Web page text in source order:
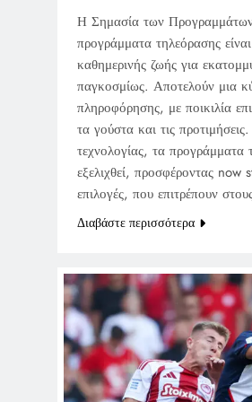
Η Σημασία των
προγράμματα τηλεόρασης
καθημερινής ζωής για
παγκοσμίως. Αποτελούν μια
πληροφόρησης, με ποικιλία
τα γούστα και τις
τεχνολογίας, τα προγράμματα
εξελιχθεί, προσφέροντας
επιλογές, που επιτρέπουν
Διαβάστε περισσότερα